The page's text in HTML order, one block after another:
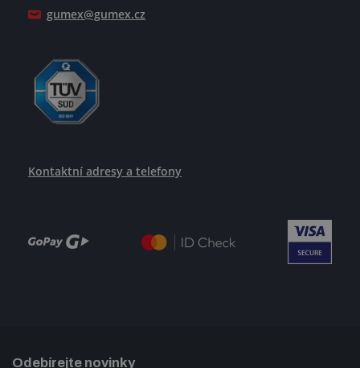
gumex@gumex.cz
Kontaktní adresy a telefony
Odebírejte novinky